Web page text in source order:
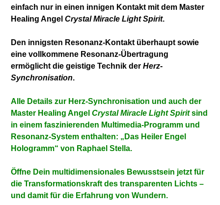
einfach nur in einen innigen Kontakt mit dem Master
Healing AngelCrystal Miracle Light Spirit.
Den innigsten Resonanz-Kontakt überhaupt sowie
eine vollkommene Resonanz-Übertragung
ermöglicht die geistige Technik derHerz-
Synchronisation.
Alle Details zur Herz-Synchronisation und auch der
Master Healing AngelCrystal Miracle Light Spiritsind
in einem faszinierenden Multimedia-Programm und
Resonanz-Systementhalten: „Das Heiler Engel
Hologramm“ von Raphael Stella.
Öffne Dein multidimensionales Bewusstsein jetzt für
die Transformationskraft des transparenten Lichts –
und damit für die Erfahrung von Wundern.